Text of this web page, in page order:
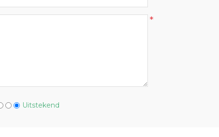
*
Uitstekend